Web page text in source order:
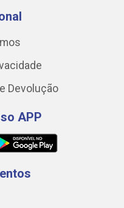
Devolução
APP